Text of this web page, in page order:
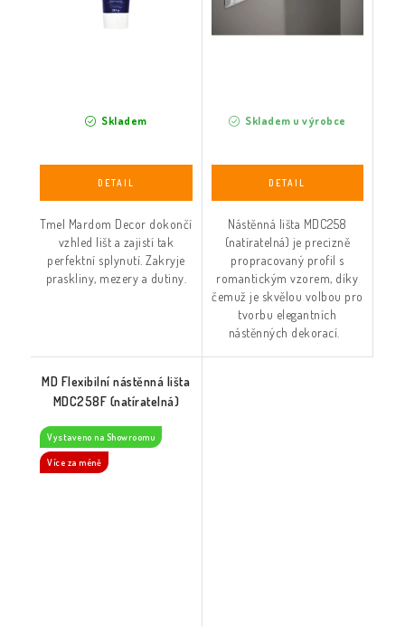
Skladem
Tmel Mardom Decor dokončí
vzhled lišt a zajistí tak
perfektní splynutí. Zakryje
praskliny, mezery a dutiny.
Skladem u výrobce
Nástěnná lišta MDC258
(natíratelná) je precizně
propracovaný profil s
romantickým vzorem, díky
čemuž je skvělou volbou pro
tvorbu elegantních
nástěnných dekorací.
MD Flexibilní nástěnná lišta
MDC258F (natíratelná)
Vystaveno na Showroomu
Více za méně